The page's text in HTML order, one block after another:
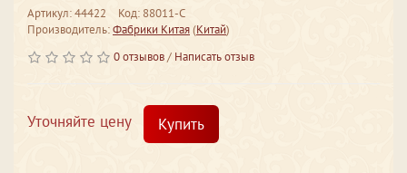
Артикул: 44422
Код: 88011-С
Производитель:Фабрики Китая(Китай)
0 отзывов/ Написать отзыв
Уточняйте цену Купить